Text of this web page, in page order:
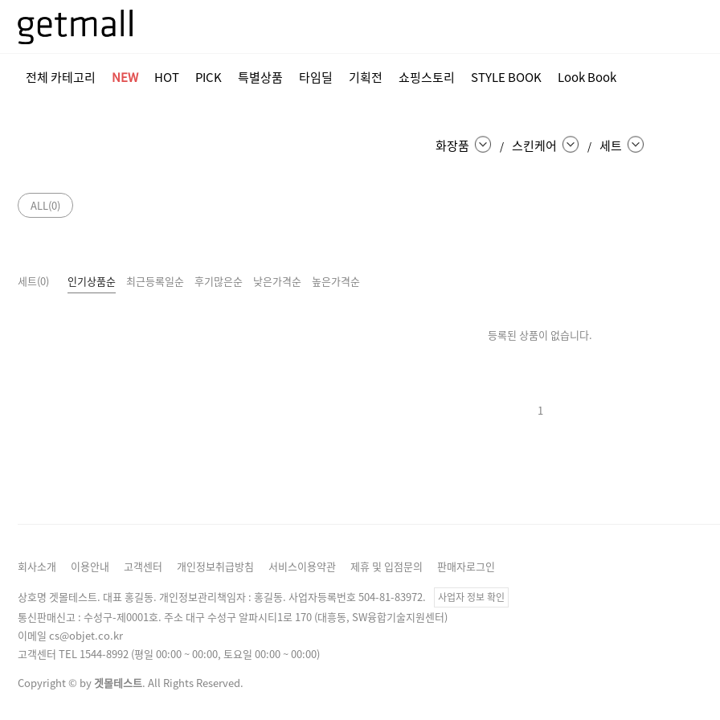
전체 카테고리 NEW HOT PICK 특별상품 타임딜 기획전 쇼핑스토리 STYLE BOOK Look Book
화장품 / 스킨케어 / 세트
ALL(0)
세트(0) 인기상품순 최근등록일순 후기많은순 낮은가격순 높은가격순
등록된 상품이 없습니다.
1
회사소개 이용안내 고객센터 개인정보취급방침 서비스이용약관 제휴 및 입점문의
판매자로그인
상호명 겟몰테스트. 대표 홍길동. 개인정보관리책임자 : 홍길동. 사업자등록번호 504-81-83972. 사업자 정보 확인
통신판매신고 : 수성구-제0001호. 주소 대구 수성구 알파시티1로 170 (대흥동, SW융합기술지원센터)
이메일 cs@objet.co.kr
고객센터 TEL 1544-8992 (평일 00:00 ~ 00:00, 토요일 00:00 ~ 00:00)
Copyright © by 겟몰테스트. All Rights Reserved.